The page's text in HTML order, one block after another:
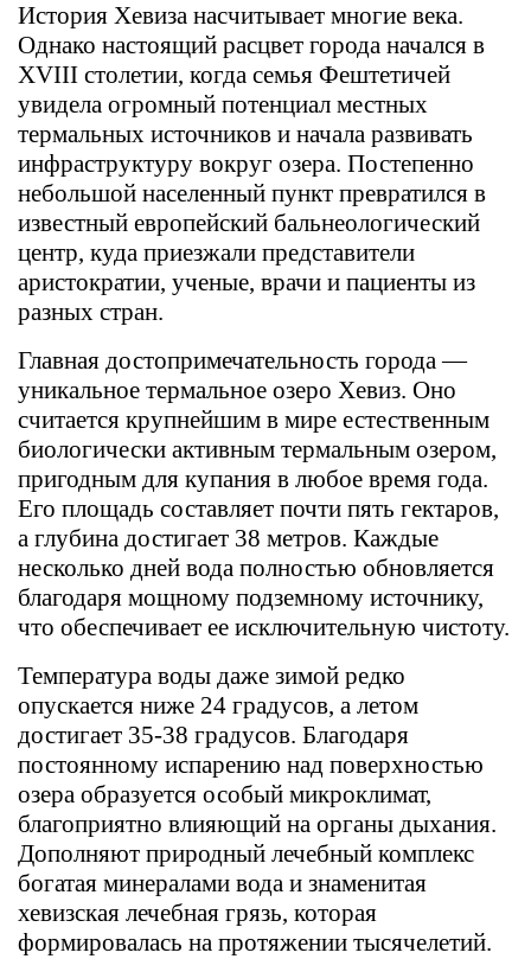
История Хевиза насчитывает многие века.
Однако настоящий расцвет города начался в
XVIII столетии, когда семья Фештетичей
увидела огромный потенциал местных
термальных источников и начала развивать
инфраструктуру вокруг озера. Постепенно
небольшой населенный пункт превратился в
известный европейский бальнеологический
центр, куда приезжали представители
аристократии, ученые, врачи и пациенты из
разных стран.
Главная достопримечательность города —
уникальное термальное озеро Хевиз. Оно
считается крупнейшим в мире естественным
биологически активным термальным озером,
пригодным для купания в любое время года.
Его площадь составляет почти пять гектаров,
а глубина достигает 38 метров. Каждые
несколько дней вода полностью обновляется
благодаря мощному подземному источнику,
что обеспечивает ее исключительную чистоту.
Температура воды даже зимой редко
опускается ниже 24 градусов, а летом
достигает 35-38 градусов. Благодаря
постоянному испарению над поверхностью
озера образуется особый микроклимат,
благоприятно влияющий на органы дыхания.
Дополняют природный лечебный комплекс
богатая минералами вода и знаменитая
хевизская лечебная грязь, которая
формировалась на протяжении тысячелетий.